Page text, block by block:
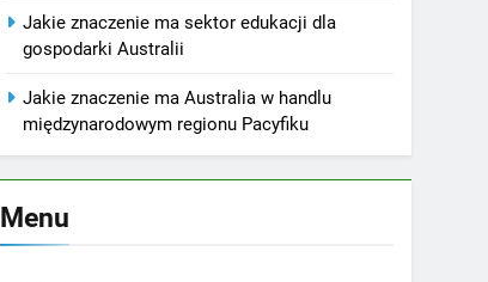
Jakie znaczenie ma sektor edukacji dla
gospodarki Australii
Jakie znaczenie ma Australia w handlu
międzynarodowym regionu Pacyfiku
Menu